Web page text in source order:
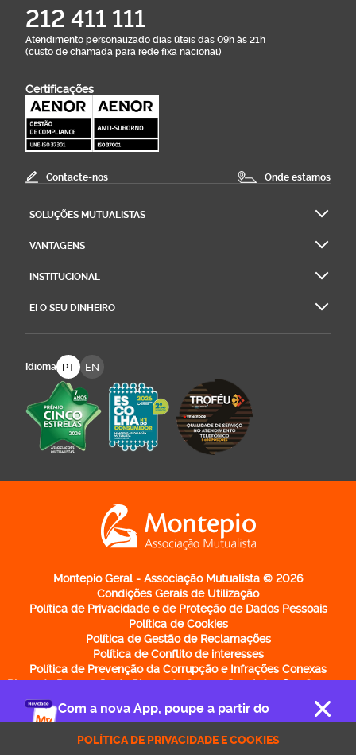
Com a nova App, poupe a partir do
POLÍTICA DE PRIVACIDADE E COOKIES
212 411 111
Atendimento personalizado dias úteis das 09h às 21h
(custo de chamada para rede fixa nacional)
Certificações
Contacte-nos Onde estamos
SOLUÇÕES MUTUALISTAS
VANTAGENS
INSTITUCIONAL
EI O SEU DINHEIRO
Idioma PT EN
Logo Montepio Associação Mutualista -
Montepio Geral - Associação Mutualista © 2026
Condições Gerais de Utilização
Política de Privacidade e de Proteção de Dados Pessoais
Política de Cookies
Política de Gestão de Reclamações
Política de Conflito de interesses
Política de Prevenção da Corrupção e Infrações Conexas
Plano de Prevenção de Riscos de Corrupção e Infrações Conexas
Relatório de Avaliação do Plano de Prevenção de Riscos de
Corrupção e Infrações Conexas
Código de Conduta